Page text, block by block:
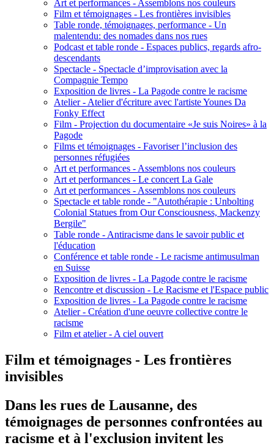
Art et performances - Assemblons nos couleurs
Film et témoignages - Les frontières invisibles
Table ronde, témoignages, performance - Un
malentendu: des nomades dans nos rues
Podcast et table ronde - Espaces publics, regards afro-
descendants
Spectacle - Spectacle d’improvisation avec la
Compagnie Tempo
Exposition de livres - La Pagode contre le racisme
Atelier - Atelier d'écriture avec l'artiste Younes Da
Fonky Effect
Film - Projection du documentaire «Je suis Noires» à la
Pagode
Films et témoignages - Favoriser l’inclusion des
personnes réfugiées
Art et performances - Assemblons nos couleurs
Art et performances - Le concert La Gale
Art et performances - Assemblons nos couleurs
Spectacle et table ronde - "Autothérapie : Unbolting
Colonial Statues from Our Consciousness, Mackenzy
Bergile"
Table ronde - Antiracisme dans le savoir public et
l'éducation
Conférence et table ronde - Le racisme antimusulman
en Suisse
Exposition de livres - La Pagode contre le racisme
Rencontre et discussion - Le Racisme et l'Espace public
Exposition de livres - La Pagode contre le racisme
Atelier - Création d'une oeuvre collective contre le
racisme
Film et atelier - A ciel ouvert
Film et témoignages - Les frontières
invisibles
Dans les rues de Lausanne, des
témoignages de personnes confrontées au
racisme et à l'exclusion invitent les